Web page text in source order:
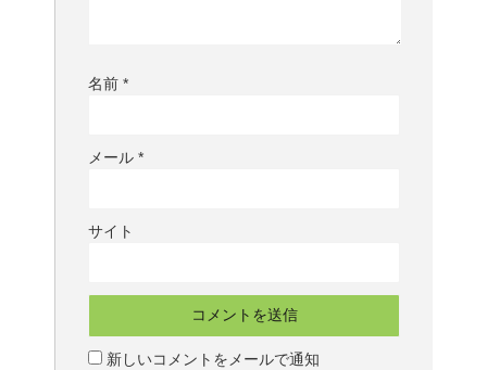
名前 *
メール *
サイト
新しいコメントをメールで通知